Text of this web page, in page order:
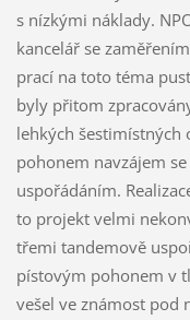
s nízkými náklady.
kancelář se
prací na toto téma
byly přitom
lehkých
pohonem navzájem
uspořádáním.
to projekt velmi
třemi tandemově
pístovým pohonem v
vešel ve známost pod